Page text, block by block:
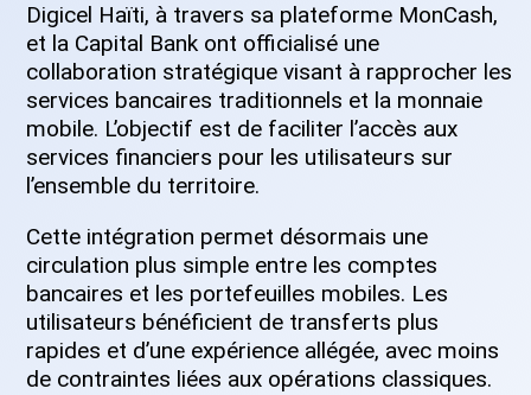
Digicel Haïti, à travers sa plateforme MonCash,
et la Capital Bank ont officialisé une
collaboration stratégique visant à rapprocher les
services bancaires traditionnels et la monnaie
mobile. L’objectif est de faciliter l’accès aux
services financiers pour les utilisateurs sur
l’ensemble du territoire.
Cette intégration permet désormais une
circulation plus simple entre les comptes
bancaires et les portefeuilles mobiles. Les
utilisateurs bénéficient de transferts plus
rapides et d’une expérience allégée, avec moins
de contraintes liées aux opérations classiques.